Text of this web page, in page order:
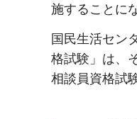
施することに
国民生活セン
格試験」は、
相談員資格試